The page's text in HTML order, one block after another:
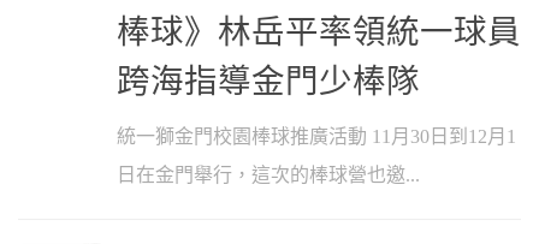
棒球》林岳平率領統一球員
跨海指導金門少棒隊
統一獅金門校園棒球推廣活動 11月30日到12月1
日在金門舉行，這次的棒球營也邀...